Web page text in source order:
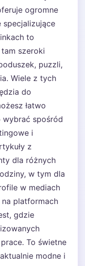
ogromne
specjalizujące
to
szeroki
puzzli,
Wiele z tych
do
łatwo
wybrać spośród
i
z
dla różnych
w tym dla
w mediach
na platformach
gdzie
To świetne
modne i